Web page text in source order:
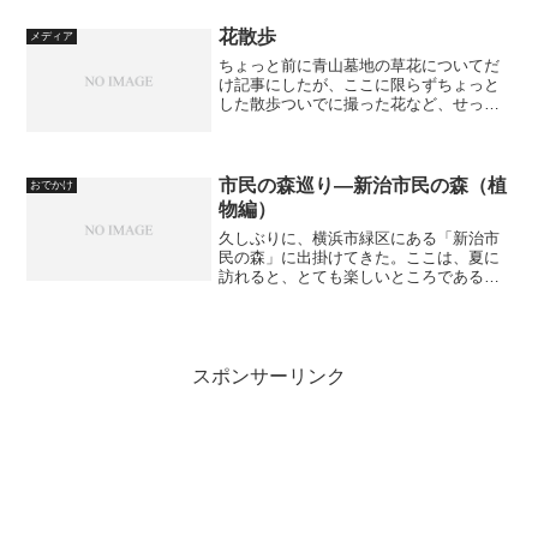
テングチョウ。ひらひらと舞って、地面
で吸水するのをよく...
メディア 花散歩
ちょっと前に青山墓地の草花についてだ
け記事にしたが、ここに限らずちょっと
した散歩ついでに撮った花など、せっか
した花がそのままいついて...
おでかけ
市民の森巡り―新治市民の森（植
物編）
久しぶりに、横浜市緑区にある「新治市
民の森」に出掛けてきた。ここは、夏に
訪れると、とても楽しいところである。
スポンサーリンク